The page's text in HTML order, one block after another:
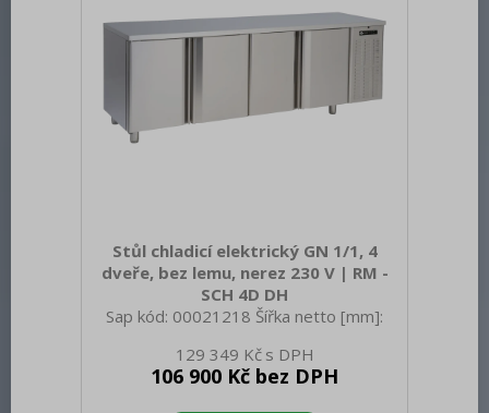
Nerezové Min teplota okolí [°C]:
Stůl chladicí elektrický GN 1/1, 4
dveře, bez lemu, nerez 230 V | RM -
SCH 4D DH
Sap kód: 00021218 Šířka netto [mm]:
netto [mm]: 900 Hmotnost netto [kg]:
150.00 Šířka brutto [mm]: 2450 Hloubka
129 349 Kč
106 900 Kč bez DPH